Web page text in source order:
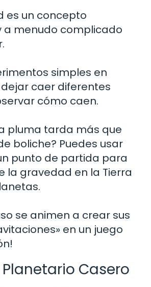
es un concepto
a menudo complicado
simples en
caer diferentes
cómo caen.
pluma tarda más que
boliche? Puedes usar
punto de partida para
la gravedad en la Tierra
se animen a crear sus
en un juego
Casero